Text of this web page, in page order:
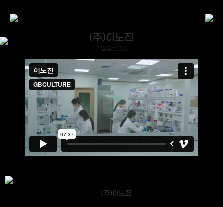
(주)이노진
기업홍보영상
(주)이노진